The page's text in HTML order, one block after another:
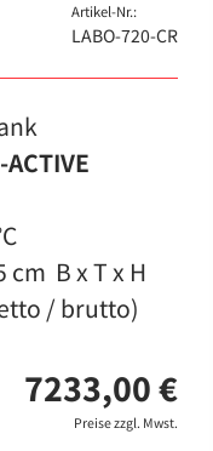
Artikel-Nr.:
LABO-720-CR
cm B x T x H
/ brutto)
7233,00 €
Preise zzgl. Mwst.